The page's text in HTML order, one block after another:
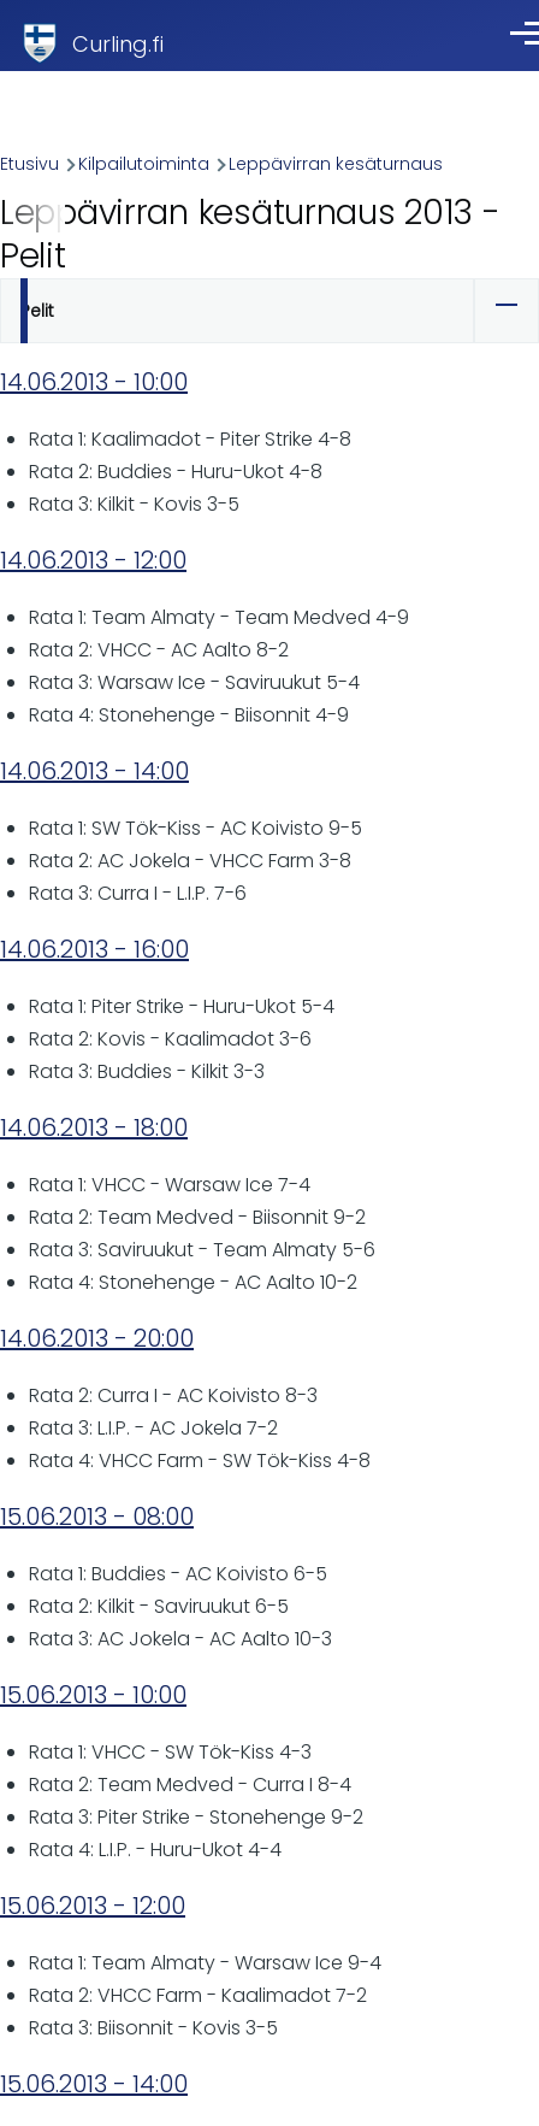
Curling.fi
Breadcrumb
Etusivu Kilpailutoiminta Leppävirran kesäturnaus
Leppävirran kesäturnaus 2013 -
Pelit
Ensisijaiset
välilehdet
Pelit
14.06.2013 - 10:00
Rata 1: Kaalimadot - Piter Strike 4-8
Rata 2: Buddies - Huru-Ukot 4-8
Rata 3: Kilkit - Kovis 3-5
14.06.2013 - 12:00
Rata 1: Team Almaty - Team Medved 4-9
Rata 2: VHCC - AC Aalto 8-2
Rata 3: Warsaw Ice - Saviruukut 5-4
Rata 4: Stonehenge - Biisonnit 4-9
14.06.2013 - 14:00
Rata 1: SW Tök-Kiss - AC Koivisto 9-5
Rata 2: AC Jokela - VHCC Farm 3-8
Rata 3: Curra I - L.I.P. 7-6
14.06.2013 - 16:00
Rata 1: Piter Strike - Huru-Ukot 5-4
Rata 2: Kovis - Kaalimadot 3-6
Rata 3: Buddies - Kilkit 3-3
14.06.2013 - 18:00
Rata 1: VHCC - Warsaw Ice 7-4
Rata 2: Team Medved - Biisonnit 9-2
Rata 3: Saviruukut - Team Almaty 5-6
Rata 4: Stonehenge - AC Aalto 10-2
14.06.2013 - 20:00
Rata 2: Curra I - AC Koivisto 8-3
Rata 3: L.I.P. - AC Jokela 7-2
Rata 4: VHCC Farm - SW Tök-Kiss 4-8
15.06.2013 - 08:00
Rata 1: Buddies - AC Koivisto 6-5
Rata 2: Kilkit - Saviruukut 6-5
Rata 3: AC Jokela - AC Aalto 10-3
15.06.2013 - 10:00
Rata 1: VHCC - SW Tök-Kiss 4-3
Rata 2: Team Medved - Curra I 8-4
Rata 3: Piter Strike - Stonehenge 9-2
Rata 4: L.I.P. - Huru-Ukot 4-4
15.06.2013 - 12:00
Rata 1: Team Almaty - Warsaw Ice 9-4
Rata 2: VHCC Farm - Kaalimadot 7-2
Rata 3: Biisonnit - Kovis 3-5
15.06.2013 - 14:00